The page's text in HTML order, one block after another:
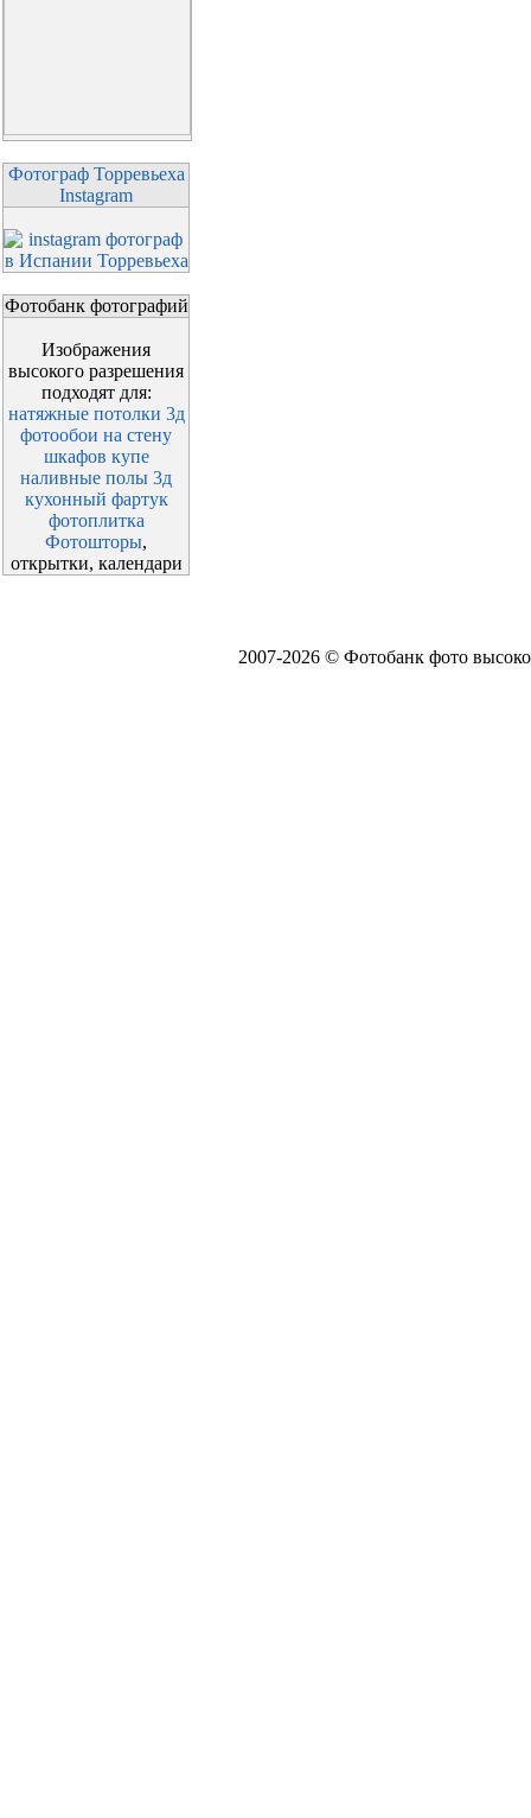
Фотограф Торревьеха
Instagram
Фотобанк фотографий
Изображения
высокого разрешения
подходят для:
натяжные потолки 3д
фотообои на стену
шкафов купе
наливные полы 3д
кухонный фартук
фотоплитка
Фотошторы,
открытки, календари
2007-2026 © Фотобанк фото